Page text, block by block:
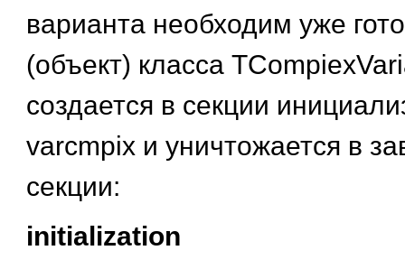
варианта необходим уже
(объект) класса
создается в секции
varcmpix и уничтожается в
секции:
initialization